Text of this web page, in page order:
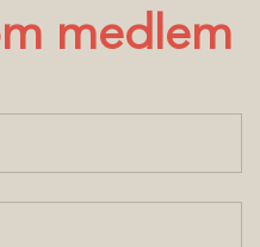
medlem